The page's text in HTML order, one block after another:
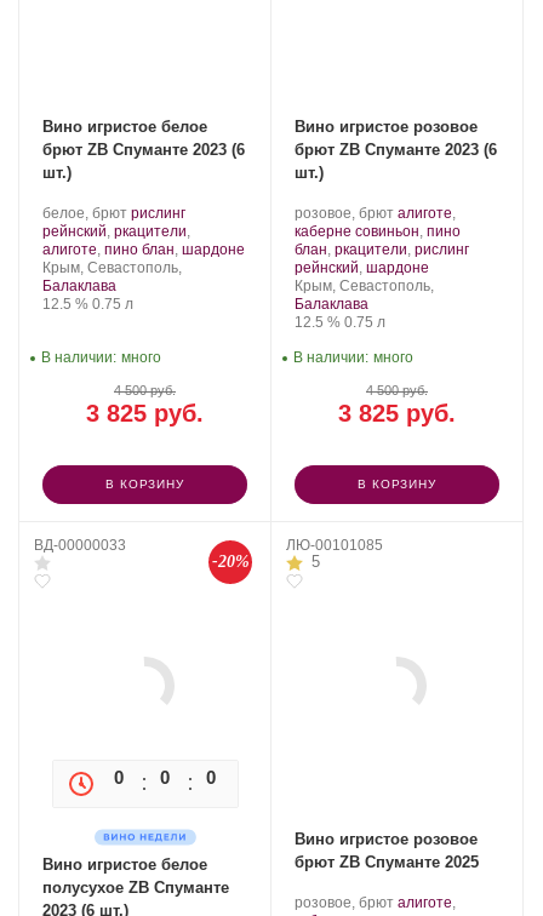
Вино игристое белое
брют ZB Спуманте 2023 (6
шт.)
Производитель:
Золотая
Балка.
белое, брют .
Сорт
винограда:
рислинг
рейнский, ркацители,
алиготе, пино блан, шардоне
Регион:
Крым, Севастополь,
Балаклава
Крепость
12.5 %. Объем
0.75 л
3 825 руб.
4 500 руб.
В наличии: много
В КОРЗИНУ
Вино игристое розовое
брют ZB Спуманте 2023 (6
шт.)
Производитель:
Золотая
Балка.
розовое, брют .
Сорт
винограда:
алиготе,
каберне совиньон, пино
блан, ркацители, рислинг
рейнский, шардоне
Регион:
Крым, Севастополь,
Балаклава
Крепость
12.5 %. Объем
0.75 л
3 825 руб.
4 500 руб.
В наличии: много
В КОРЗИНУ
ВД-00000033
-20%
0 0 0
Вино игристое белое
полусухое ZB Спуманте
2023 (6 шт.)
ЛЮ-00101085
5
Вино игристое розовое
брют ZB Спуманте 2025
Производитель:
розовое, брют .алиготе,